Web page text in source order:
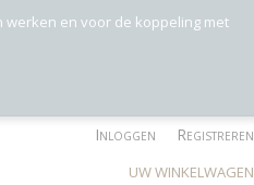
Inloggen Registreren
UW WINKELWAGEN
en voor de koppeling met